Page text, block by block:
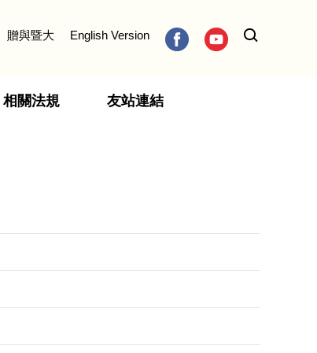
贈與暨大 English Version
相關法規 友站連結